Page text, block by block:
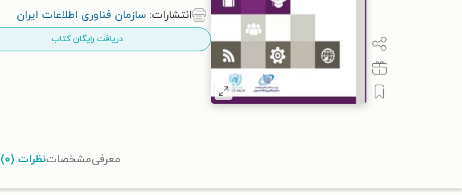
انتشارات: سازمان فناوری اطلاعات ایران
دریافت رایگان کتاب
معرفیمشخصاتنظرات (۰)